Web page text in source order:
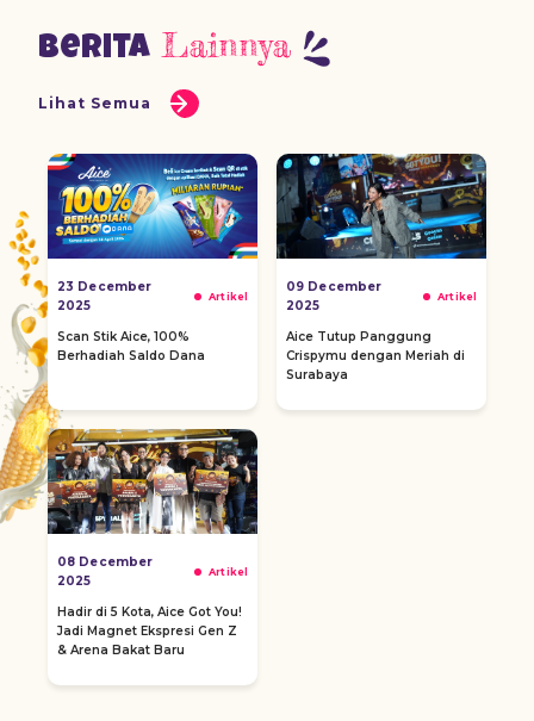
Berita Lainnya
Lihat Semua
23 December
2025
Artikel
Scan Stik Aice, 100%
Berhadiah Saldo Dana
09 December
2025
Artikel
Aice Tutup Panggung
Crispymu dengan Meriah di
Surabaya
08 December
2025
Artikel
Hadir di 5 Kota, Aice Got You!
Jadi Magnet Ekspresi Gen Z
& Arena Bakat Baru